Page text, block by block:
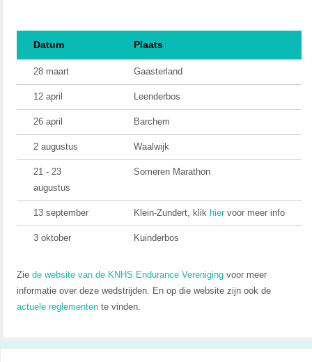
Datum Plaats
28 maart Gaasterland
12 april Leenderbos
26 april Barchem
2 augustus Waalwijk
21 - 23
augustus
Someren Marathon
13 september Klein-Zundert, klik hiervoor meer info
3 oktober Kuinderbos
Zie de website van de KNHS Endurance Verenigingvoor meer
informatie over deze wedstrijden. En op die website zijn ook de
actuele reglementente vinden.